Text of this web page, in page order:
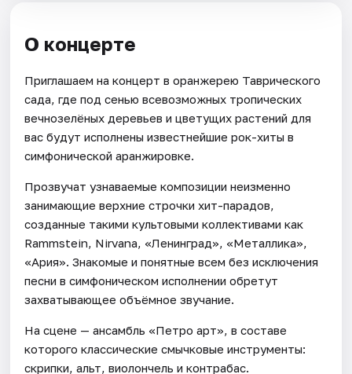
О концерте
Приглашаем на концерт в оранжерею Таврического
сада, где под сенью всевозможных тропических
вечнозелёных деревьев и цветущих растений для
вас будут исполнены известнейшие рок-хиты в
симфонической аранжировке.
Прозвучат узнаваемые композиции неизменно
занимающие верхние строчки хит-парадов,
созданные такими культовыми коллективами как
Rammstein, Nirvana, «Ленинград», «Металлика»,
«Ария». Знакомые и понятные всем без исключения
песни в симфоническом исполнении обретут
захватывающее объёмное звучание.
На сцене — ансамбль «Петро арт», в составе
которого классические смычковые инструменты:
скрипки, альт, виолончель и контрабас.